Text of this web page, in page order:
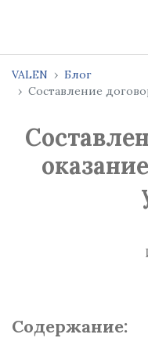
VALEN
Блог
Составление
Содержание: